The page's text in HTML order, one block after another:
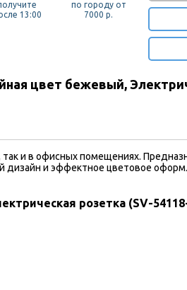
13:00
по городу от
7000 р.
цвет бежевый,
и в офисных помещениях.
дизайн и эффектное цветовое
розетка (SV-